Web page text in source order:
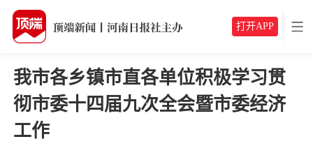
打开APP
我市各乡镇市直各单位积极学习贯
彻市委十四届九次全会暨市委经济
工作